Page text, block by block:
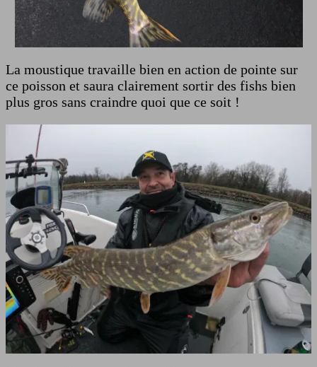
La moustique travaille bien en action de pointe sur
ce poisson et saura clairement sortir des fishs bien
plus gros sans craindre quoi que ce soit !